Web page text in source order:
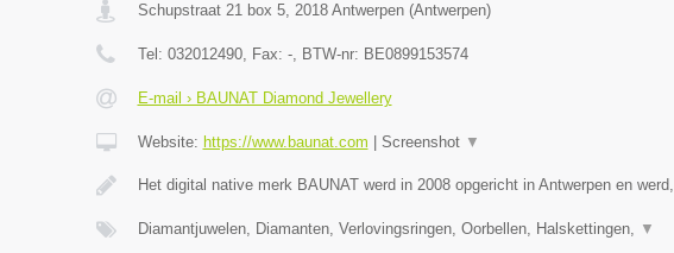
Schupstraat 21 box 5, 2018 Antwerpen(Antwerpen)
Tel: 032012490, Fax: -, BTW-nr: BE0899153574
E-mail › BAUNAT Diamond Jewellery
Website: https://www.baunat.com Screenshot ▼
Het digital native merk BAUNAT werd in 2008 opgericht in Antwerpen en werd,
Diamantjuwelen, Diamanten, Verlovingsringen, Oorbellen, Halskettingen, ▼